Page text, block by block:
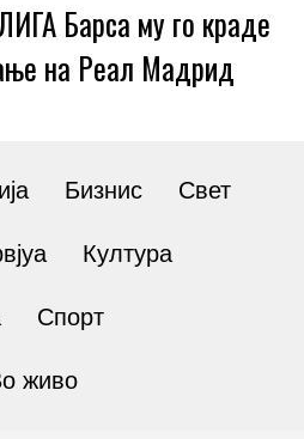
Барса му го краде
на Реал Мадрид
Бизнис Свет
Култура
Спорт
живо